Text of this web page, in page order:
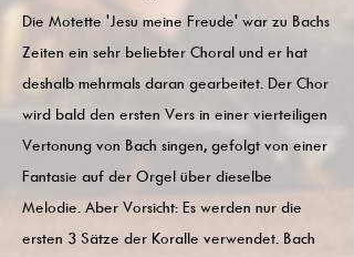
Die Motette 'Jesu meine Freude' war zu Bachs
Zeiten ein sehr beliebter Choral und er hat
deshalb mehrmals daran gearbeitet. Der Chor
wird bald den ersten Vers in einer vierteiligen
Vertonung von Bach singen, gefolgt von einer
Fantasie auf der Orgel über dieselbe
Melodie. Aber Vorsicht: Es werden nur die
ersten 3 Sätze der Koralle verwendet. Bach